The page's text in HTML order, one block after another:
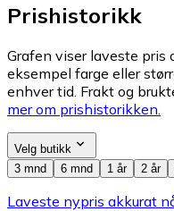
Prishistorikk
Grafen viser laveste pris
eksempel farge eller
enhver tid. Frakt og
mer om prishistorikken.
Velg butikk
3 mnd
6 mnd 1 år 2 år
Laveste nypris akkurat